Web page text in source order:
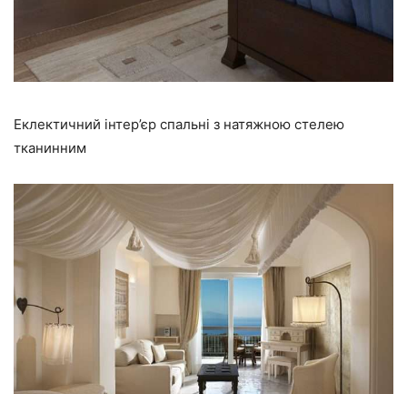
Еклектичний інтер’єр спальні з натяжною стелею
тканинним